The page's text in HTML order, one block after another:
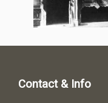
Contact & Info